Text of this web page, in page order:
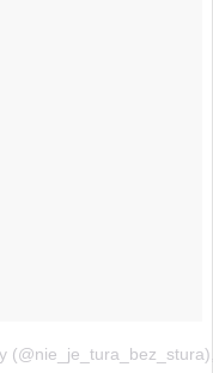
(@nie_je_tura_bez_stura)